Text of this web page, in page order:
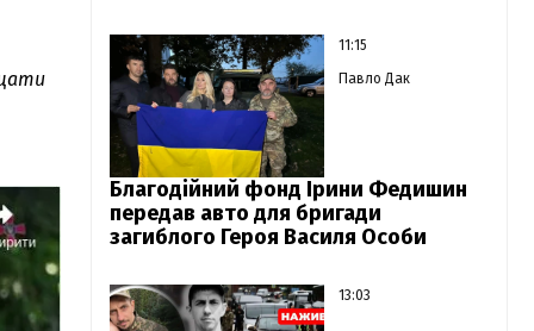
11:15
Павло Дак
Благодійний фонд Ірини Федишин
передав авто для бригади
загиблого Героя Василя Особи
13:03